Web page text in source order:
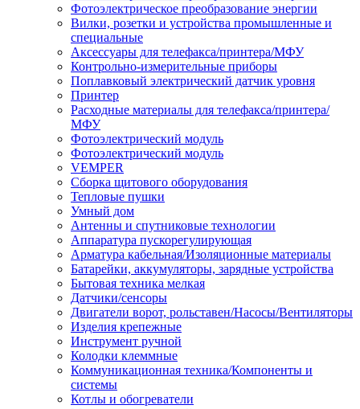
Фотоэлектрическое преобразование энергии
Вилки, розетки и устройства промышленные и
специальные
Аксессуары для телефакса/принтера/МФУ
Контрольно-измерительные приборы
Поплавковый электрический датчик уровня
Принтер
Расходные материалы для телефакса/принтера/
МФУ
Фотоэлектрический модуль
Фотоэлектрический модуль
VEMPER
Сборка щитового оборудования
Тепловые пушки
Умный дом
Антенны и спутниковые технологии
Аппаратура пускорегулирующая
Арматура кабельная/Изоляционные материалы
Батарейки, аккумуляторы, зарядные устройства
Бытовая техника мелкая
Датчики/сенсоры
Двигатели ворот, рольставен/Насосы/Вентиляторы
Изделия крепежные
Инструмент ручной
Колодки клеммные
Коммуникационная техника/Компоненты и
системы
Котлы и обогреватели